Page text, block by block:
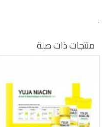
.
منتجات ذات صلة